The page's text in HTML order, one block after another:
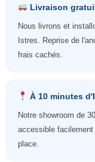
Livraison
Nous livrons et
Istres. Reprise de
frais cachés.
À 10 minutes
Notre showroom de
accessible
place.